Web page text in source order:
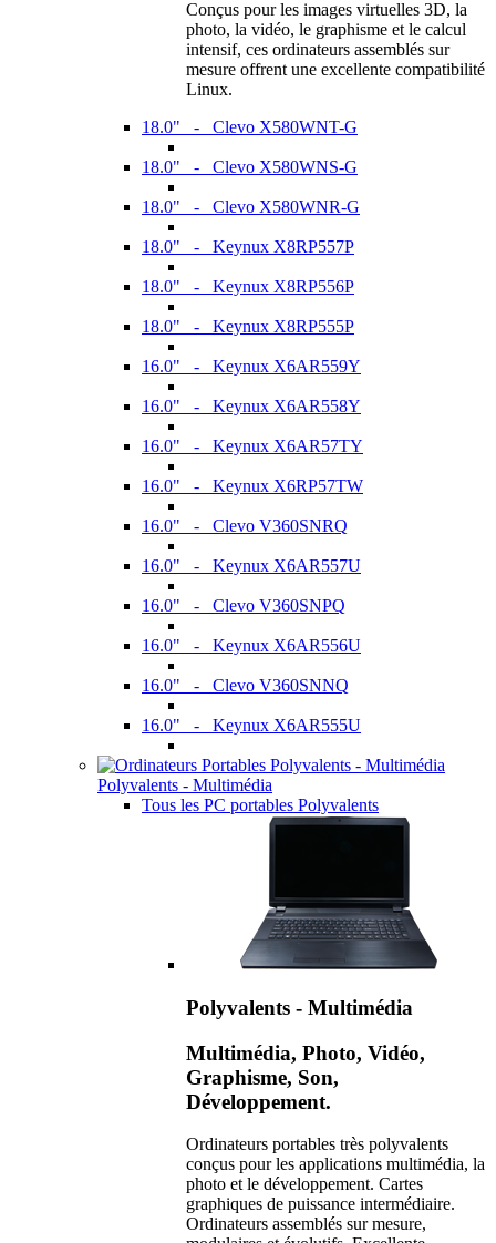
Conçus pour les images virtuelles 3D, la
photo, la vidéo, le graphisme et le calcul
intensif, ces ordinateurs assemblés sur
mesure offrent une excellente compatibilité
Linux.
18.0" - Clevo X580WNT-G
18.0" - Clevo X580WNS-G
18.0" - Clevo X580WNR-G
18.0" - Keynux X8RP557P
18.0" - Keynux X8RP556P
18.0" - Keynux X8RP555P
16.0" - Keynux X6AR559Y
16.0" - Keynux X6AR558Y
16.0" - Keynux X6AR57TY
16.0" - Keynux X6RP57TW
16.0" - Clevo V360SNRQ
16.0" - Keynux X6AR557U
16.0" - Clevo V360SNPQ
16.0" - Keynux X6AR556U
16.0" - Clevo V360SNNQ
16.0" - Keynux X6AR555U
Polyvalents - Multimédia
Tous les PC portables Polyvalents
Polyvalents - Multimédia
Multimédia, Photo, Vidéo,
Graphisme, Son,
Développement.
Ordinateurs portables très polyvalents
conçus pour les applications multimédia, la
photo et le développement. Cartes
graphiques de puissance intermédiaire.
Ordinateurs assemblés sur mesure,